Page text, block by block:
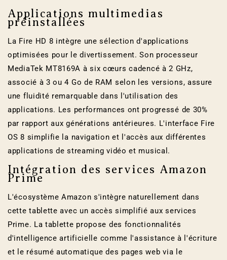
Applications multimedias
préinstallées
La Fire HD 8 intègre une sélection d'applications
optimisées pour le divertissement. Son processeur
MediaTek MT8169A à six cœurs cadencé à 2 GHz,
associé à 3 ou 4 Go de RAM selon les versions, assure
une fluidité remarquable dans l'utilisation des
applications. Les performances ont progressé de 30%
par rapport aux générations antérieures. L'interface Fire
OS 8 simplifie la navigation et l'accès aux différentes
applications de streaming vidéo et musical.
Intégration des services Amazon
Prime
L'écosystème Amazon s'intègre naturellement dans
cette tablette avec un accès simplifié aux services
Prime. La tablette propose des fonctionnalités
d'intelligence artificielle comme l'assistance à l'écriture
et le résumé automatique des pages web via le